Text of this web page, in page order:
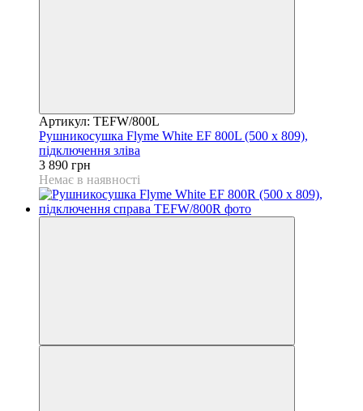
Артикул: TEFW/800L
Рушникосушка Flyme White EF 800L (500 х 809),
підключення зліва
3 890 грн
Немає в наявності